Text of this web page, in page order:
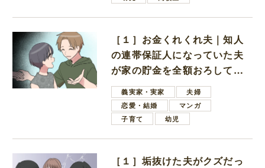
［１］お金くれくれ夫｜知人
の連帯保証人になっていた夫
が家の貯金を全額おろしてほ
しいと言ってきた
義実家・実家
夫婦
恋愛・結婚
マンガ
子育て
幼児
［１］垢抜けた夫がクズだっ